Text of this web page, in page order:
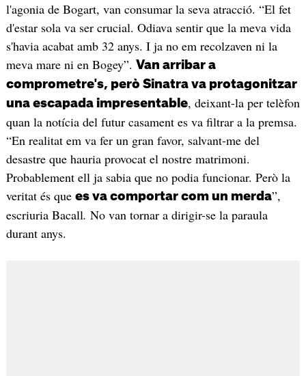
l'agonia de Bogart, van consumar la seva atracció. “El fet
d'estar sola va ser crucial. Odiava sentir que la meva vida
s'havia acabat amb 32 anys. I ja no em recolzaven ni la
meva mare ni en Bogey”. Van arribar a
comprometre's, però Sinatra va protagonitzar
una escapada impresentable, deixant-la per telèfon
quan la notícia del futur casament es va filtrar a la premsa.
“En realitat em va fer un gran favor, salvant-me del
desastre que hauria provocat el nostre matrimoni.
Probablement ell ja sabia que no podia funcionar. Però la
veritat és que es va comportar com un merda”,
escriuria Bacall. No van tornar a dirigir-se la paraula
durant anys.